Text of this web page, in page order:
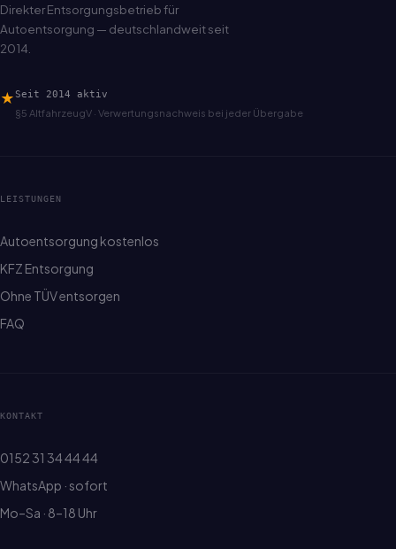
Direkter Entsorgungsbetrieb für
Autoentsorgung — deutschlandweit seit
2014.
★ Seit 2014 aktiv
§5 AltfahrzeugV · Verwertungsnachweis bei jeder Übergabe
LEISTUNGEN
Autoentsorgung kostenlos
KFZ Entsorgung
Ohne TÜV entsorgen
FAQ
KONTAKT
0152 31 34 44 44
WhatsApp · sofort
Mo–Sa · 8–18 Uhr